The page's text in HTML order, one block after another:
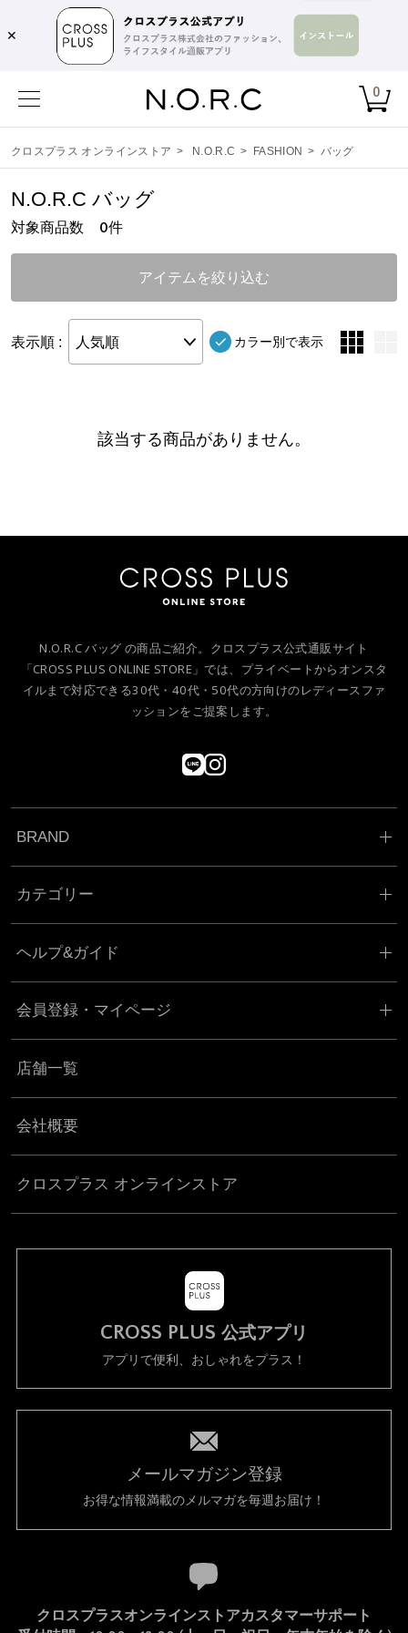
✕
0
クロスプラス オンラインストア > N.O.R.C > FASHION > バッグ
対象商品数 0件
N.O.R.C バッグ
アイテムを絞り込む
表示順 : 人気順 カラー別で表示
該当する商品がありません。
N.O.R.C バッグ の商品ご紹介。クロスプラス公式通販サイト
「CROSS PLUS ONLINE STORE」では、プライベートからオンスタ
イルまで対応できる30代・40代・50代の方向けのレディースファ
ッションをご提案します。
BRAND
カテゴリー
ヘルプ&ガイド
会員登録・マイページ
店舗一覧
会社概要
クロスプラス オンラインストア
CROSS PLUS 公式アプリ
アプリで便利、おしゃれをプラス！
メールマガジン登録
お得な情報満載のメルマガを毎週お届け！
クロスプラスオンラインストアカスタマーサポート